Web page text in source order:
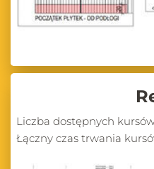
Liczba dostępnych
Łączny czas trwania